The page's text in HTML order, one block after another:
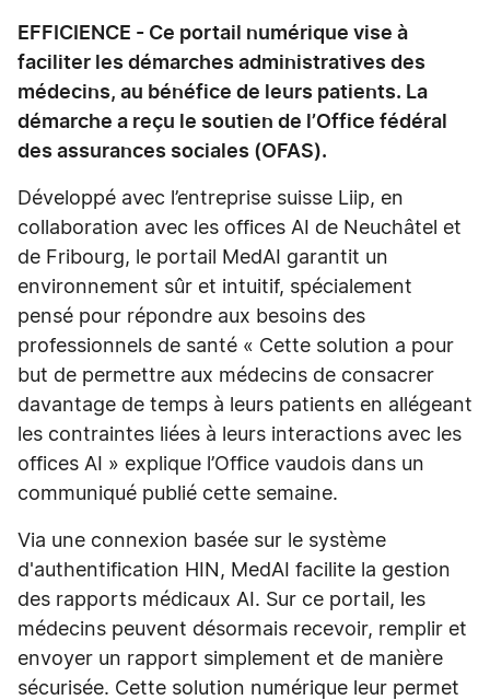
EFFICIENCE - Ce portail numérique vise à
faciliter les démarches administratives des
médecins, au bénéfice de leurs patients. La
démarche a reçu le soutien de l’Office fédéral
des assurances sociales (OFAS).
Développé avec l’entreprise suisse Liip, en
collaboration avec les offices AI de Neuchâtel et
de Fribourg, le portail MedAI garantit un
environnement sûr et intuitif, spécialement
pensé pour répondre aux besoins des
professionnels de santé « Cette solution a pour
but de permettre aux médecins de consacrer
davantage de temps à leurs patients en allégeant
les contraintes liées à leurs interactions avec les
offices AI » explique l’Office vaudois dans un
communiqué publié cette semaine.
Via une connexion basée sur le système
d'authentification HIN, MedAI facilite la gestion
des rapports médicaux AI. Sur ce portail, les
médecins peuvent désormais recevoir, remplir et
envoyer un rapport simplement et de manière
sécurisée. Cette solution numérique leur permet